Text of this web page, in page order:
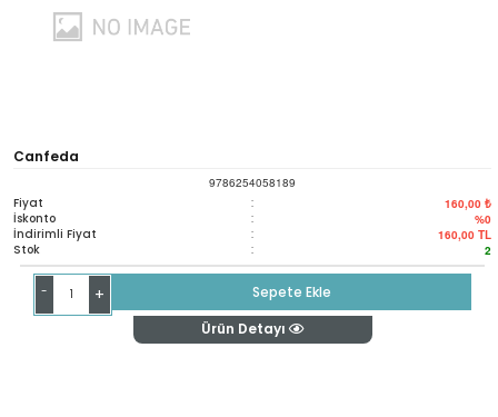
Canfeda
9786254058189
Fiyat : 160,00 ₺
İskonto : %0
İndirimli Fiyat : 160,00 TL
Stok : 2
- +
Sepete Ekle
Ürün Detayı